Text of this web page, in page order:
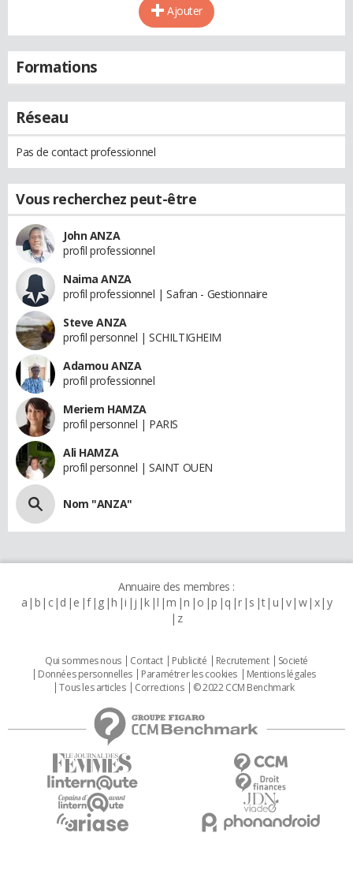
Ajouter
Formations
Réseau
Pas de contact professionnel
Vous recherchez peut-être
John ANZA
profil professionnel
Naima ANZA
profil professionnel | Safran - Gestionnaire
Steve ANZA
profil personnel | SCHILTIGHEIM
Adamou ANZA
profil professionnel
Meriem HAMZA
profil personnel | PARIS
Ali HAMZA
profil personnel | SAINT OUEN
Nom "ANZA"
Annuaire des membres :
a b c d e f g h i j k l m n o p q r s t u v w x y
z
Qui sommes nous Contact Publicité Recrutement
Societé
Données personnelles
Paramétrer les cookies
Mentions légales
Tous les articles
Corrections © 2022 CCM Benchmark